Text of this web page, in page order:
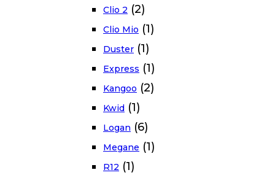
Clio 2 (2)
Clio Mio (1)
Duster (1)
Express (1)
Kangoo (2)
Kwid (1)
Logan (6)
Megane (1)
R12 (1)